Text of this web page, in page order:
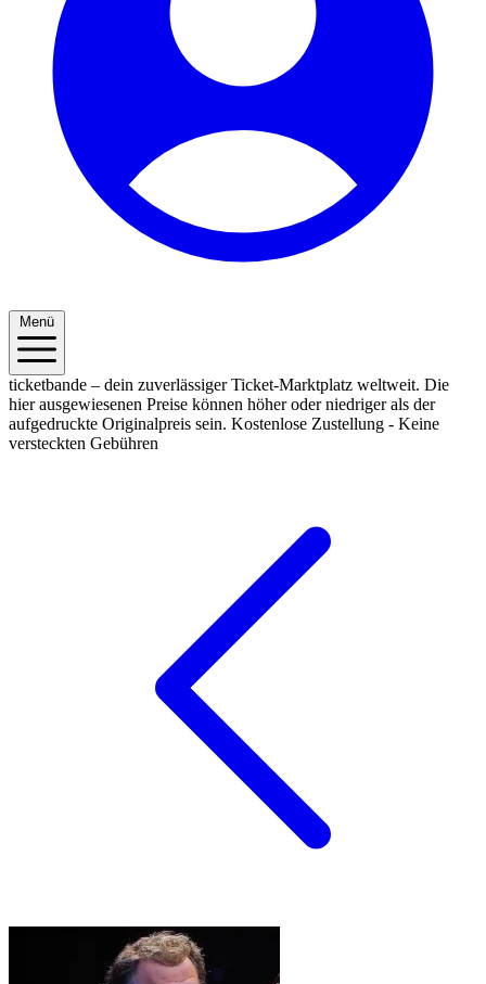
Menü
ticketbande – dein zuverlässiger Ticket-Marktplatz weltweit. Die
hier ausgewiesenen Preise können höher oder niedriger als der
aufgedruckte Originalpreis sein. Kostenlose Zustellung - Keine
versteckten Gebühren